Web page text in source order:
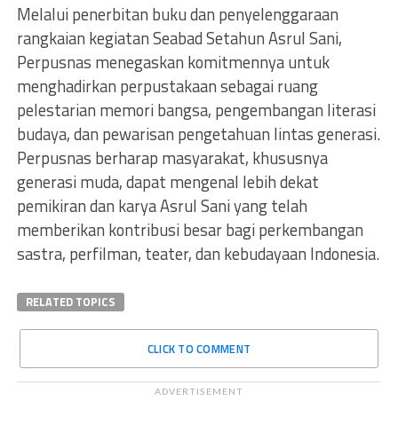
Melalui penerbitan buku dan penyelenggaraan
rangkaian kegiatan Seabad Setahun Asrul Sani,
Perpusnas menegaskan komitmennya untuk
menghadirkan perpustakaan sebagai ruang
pelestarian memori bangsa, pengembangan literasi
budaya, dan pewarisan pengetahuan lintas generasi.
Perpusnas berharap masyarakat, khususnya
generasi muda, dapat mengenal lebih dekat
pemikiran dan karya Asrul Sani yang telah
memberikan kontribusi besar bagi perkembangan
sastra, perfilman, teater, dan kebudayaan Indonesia.
RELATED TOPICS
CLICK TO COMMENT
ADVERTISEMENT